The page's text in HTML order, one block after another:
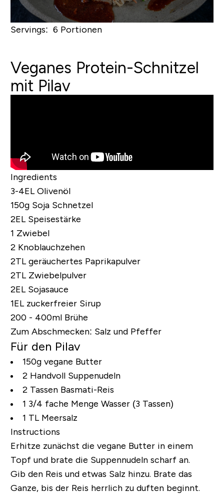
Servings: 6 Portionen
Veganes Protein-Schnitzel
mit Pilav
Ingredients
3-4EL Olivenöl
150g Soja Schnetzel
2EL Speisestärke
1 Zwiebel
2 Knoblauchzehen
2TL geräuchertes Paprikapulver
2TL Zwiebelpulver
2EL Sojasauce
1ELzuckerfreier Sirup
200 - 400ml Brühe
Zum Abschmecken: Salz und Pfeffer
Für den Pilav
150g vegane Butter
2 Handvoll Suppenudeln
2 Tassen Basmati-Reis
1 3/4 fache Menge Wasser (3 Tassen)
1 TL Meersalz
Instructions
Erhitze zunächst die vegane Butter in einem
Topf und brate die Suppennudeln scharf an.
Gib den Reis und etwas Salz hinzu. Brate das
Ganze, bis der Reis herrlich zu duften beginnt.